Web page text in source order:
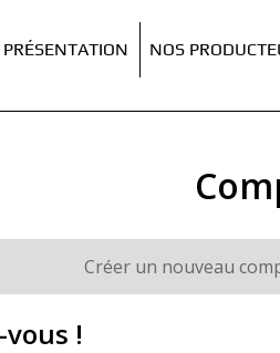
PRÉSENTATION NOS
Créer un nouveau
!